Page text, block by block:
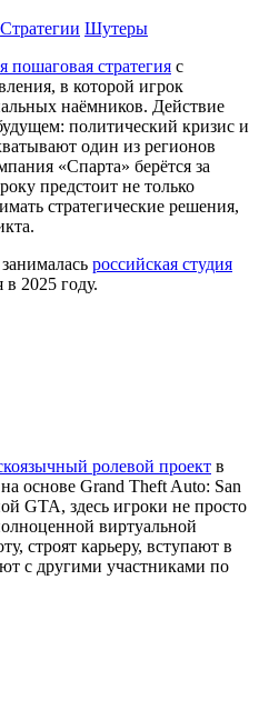
Стратегии Шутеры
пошаговая стратегия с
в которой игрок
наёмников. Действие
политический кризис и
один из регионов
«Спарта» берётся за
предстоит не только
стратегические решения,
российская студия
в 2025 году.
ролевой проект в
основе Grand Theft Auto: San
GTA, здесь игроки не просто
виртуальной
строят карьеру, вступают в
с другими участниками по